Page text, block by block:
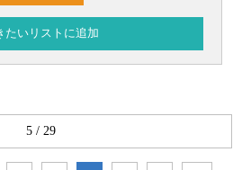
5 / 29